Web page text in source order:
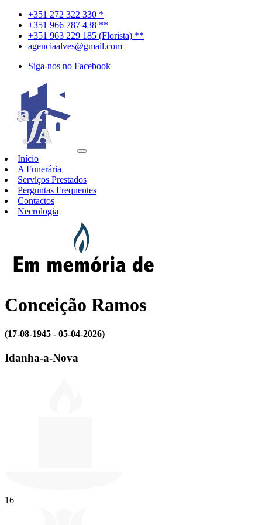
+351 272 322 330 *
+351 966 787 438 **
+351 963 229 185 (Florista) **
agenciaalves@gmail.com
Siga-nos no Facebook
Início
A Funerária
Serviços Prestados
Perguntas Frequentes
Contactos
Necrologia
Conceição Ramos
(17-08-1945 - 05-04-2026)
Idanha-a-Nova
16